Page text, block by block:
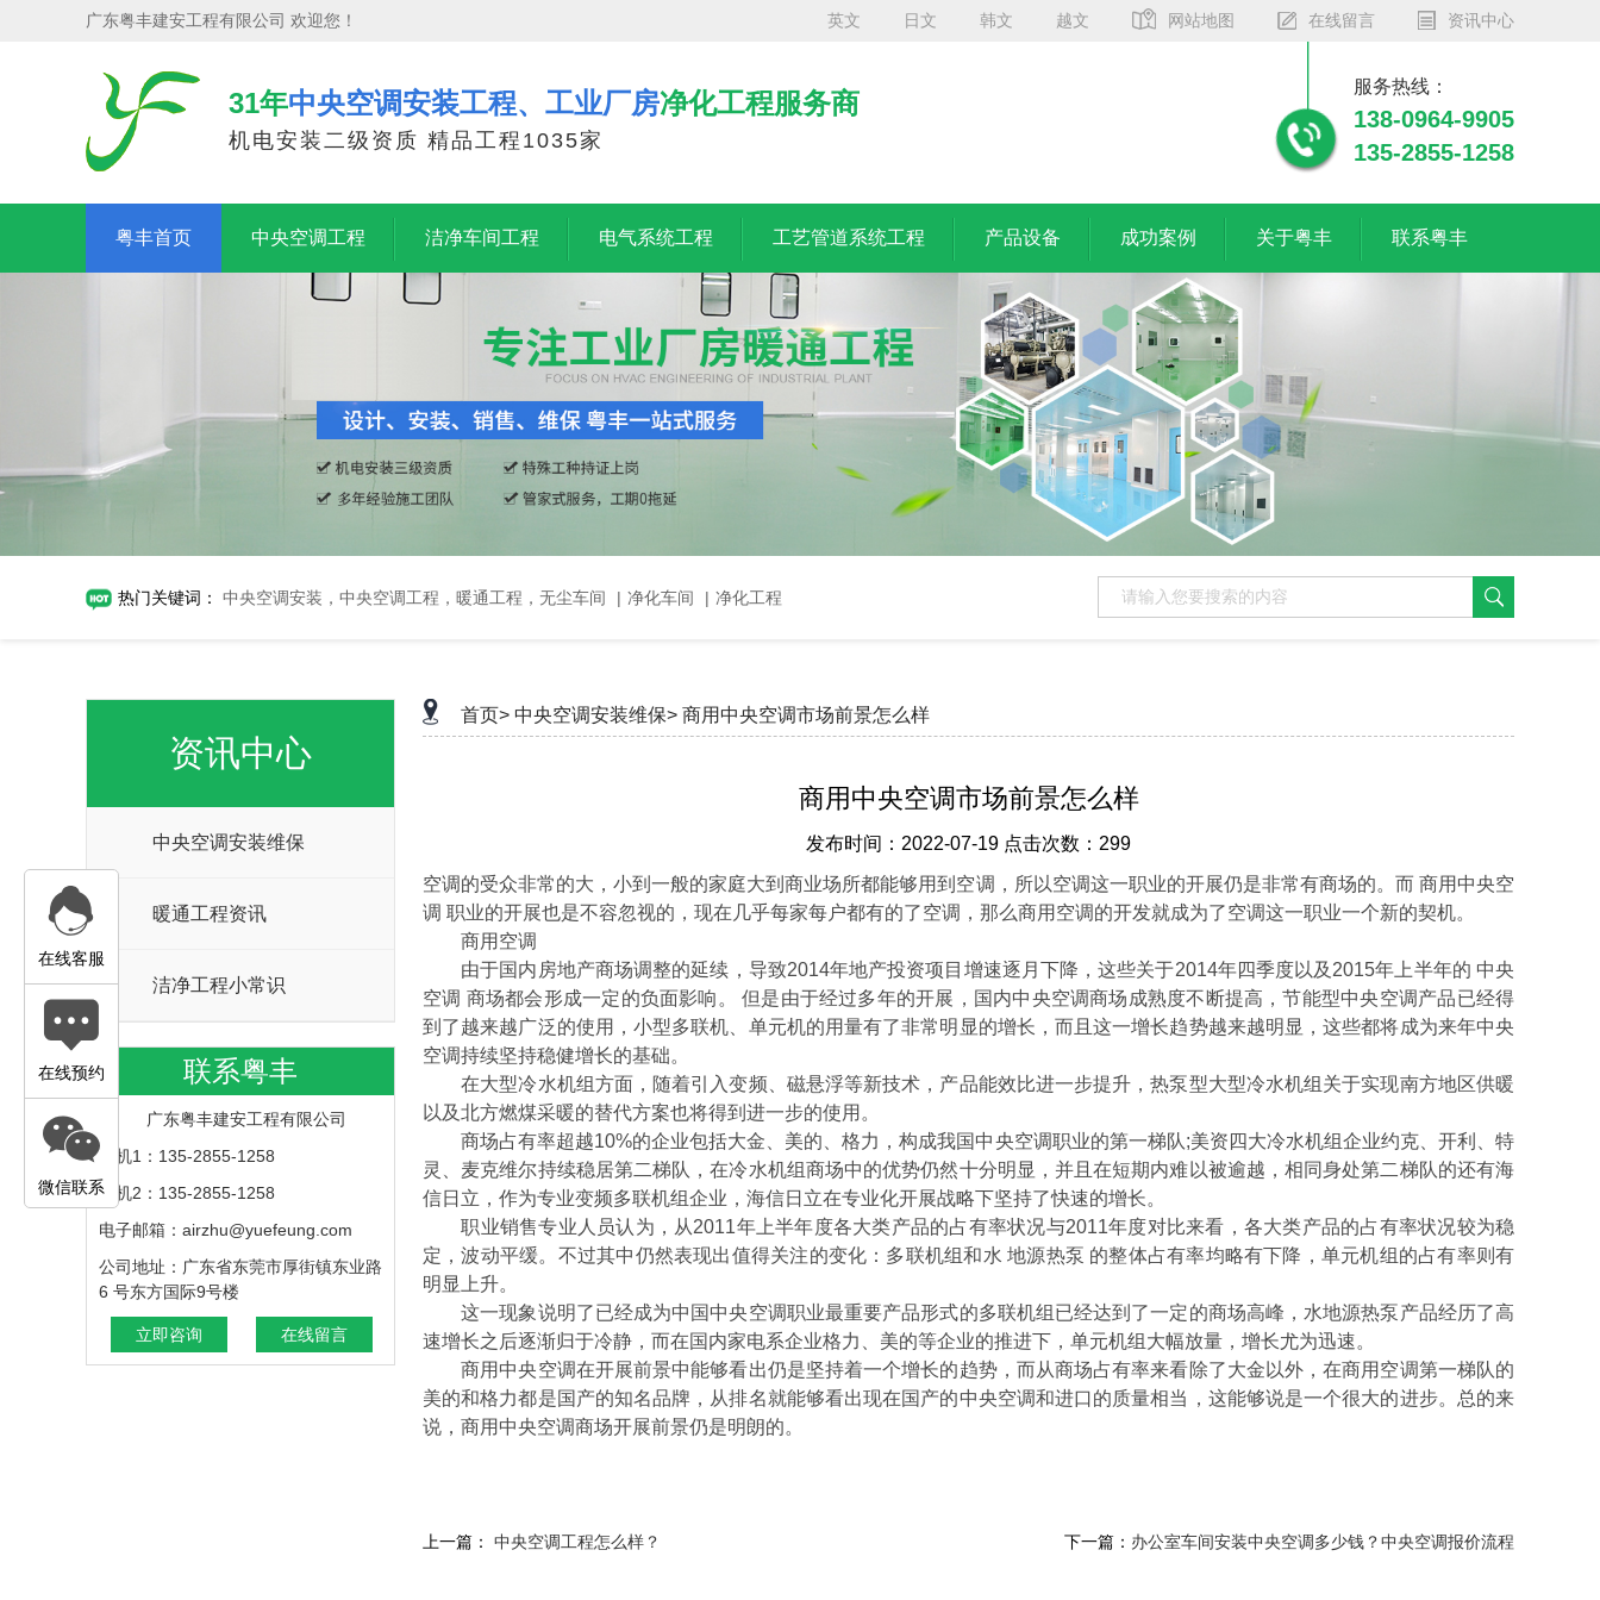
广东粤丰建安工程有限公司 欢迎您！ 英文 日文 韩文 越文 网站地图 在线留言 资讯中心
31年中央空调安装工程、工业厂房净化工程服务商
机电安装二级资质 精品工程1035家
服务热线：
138-0964-9905
135-2855-1258
粤丰首页 中央空调工程 洁净车间工程 电气系统工程 工艺管道系统工程 产品设备 成功案例 关于粤丰 联系粤丰
热门关键词： 中央空调安装，中央空调工程，暖通工程，无尘车间 | 净化车间 | 净化工程
资讯中心
中央空调安装维保
暖通工程资讯
洁净工程小常识
联系粤丰
广东粤丰建安工程有限公司
手机1：135-2855-1258
手机2：135-2855-1258
电子邮箱：airzhu@yuefeung.com
公司地址：广东省东莞市厚街镇东业路
6 号东方国际9号楼
立即咨询 在线留言
首页> 中央空调安装维保> 商用中央空调市场前景怎么样
商用中央空调市场前景怎么样
发布时间：2022-07-19 点击次数：299
空调的受众非常的大，小到一般的家庭大到商业场所都能够用到空调，所以空调这一职业的开展仍是非常有商场的。而 商用中央空
调 职业的开展也是不容忽视的，现在几乎每家每户都有的了空调，那么商用空调的开发就成为了空调这一职业一个新的契机。
商用空调
由于国内房地产商场调整的延续，导致2014年地产投资项目增速逐月下降，这些关于2014年四季度以及2015年上半年的 中央
空调 商场都会形成一定的负面影响。 但是由于经过多年的开展，国内中央空调商场成熟度不断提高，节能型中央空调产品已经得
到了越来越广泛的使用，小型多联机、单元机的用量有了非常明显的增长，而且这一增长趋势越来越明显，这些都将成为来年中央
空调持续坚持稳健增长的基础。
在大型冷水机组方面，随着引入变频、磁悬浮等新技术，产品能效比进一步提升，热泵型大型冷水机组关于实现南方地区供暖
以及北方燃煤采暖的替代方案也将得到进一步的使用。
商场占有率超越10%的企业包括大金、美的、格力，构成我国中央空调职业的第一梯队;美资四大冷水机组企业约克、开利、特
灵、麦克维尔持续稳居第二梯队，在冷水机组商场中的优势仍然十分明显，并且在短期内难以被逾越，相同身处第二梯队的还有海
信日立，作为专业变频多联机组企业，海信日立在专业化开展战略下坚持了快速的增长。
职业销售专业人员认为，从2011年上半年度各大类产品的占有率状况与2011年度对比来看，各大类产品的占有率状况较为稳
定，波动平缓。不过其中仍然表现出值得关注的变化：多联机组和水 地源热泵 的整体占有率均略有下降，单元机组的占有率则有
明显上升。
这一现象说明了已经成为中国中央空调职业最重要产品形式的多联机组已经达到了一定的商场高峰，水地源热泵产品经历了高
速增长之后逐渐归于冷静，而在国内家电系企业格力、美的等企业的推进下，单元机组大幅放量，增长尤为迅速。
商用中央空调在开展前景中能够看出仍是坚持着一个增长的趋势，而从商场占有率来看除了大金以外，在商用空调第一梯队的
美的和格力都是国产的知名品牌，从排名就能够看出现在国产的中央空调和进口的质量相当，这能够说是一个很大的进步。总的来
说，商用中央空调商场开展前景仍是明朗的。
上一篇： 中央空调工程怎么样？ 下一篇： 办公室车间安装中央空调多少钱？中央空调报价流程
在线客服
在线预约
微信联系